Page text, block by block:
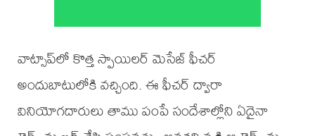
వాట్సాప్‌లో కొత్త స్పాయిలర్ మెసేజ్ ఫీచర్
అందుబాటులోకి వచ్చింది. ఈ ఫీచర్ ద్వారా
వినియోగదారులు తాము పంపే సందేశాల్లోని ఏదైనా